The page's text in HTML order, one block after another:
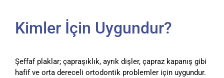
Kimler İçin Uygundur?
Şeffaf plaklar; çapraşıklık, ayrık dişler, çapraz kapanış gibi
hafif ve orta dereceli ortodontik problemler için uygundur.